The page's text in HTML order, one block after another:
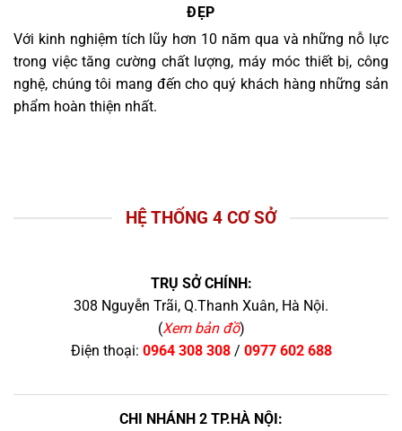
ĐẸP
Với kinh nghiệm tích lũy hơn 10 năm qua và những nỗ lực
trong việc tăng cường chất lượng, máy móc thiết bị, công
nghệ, chúng tôi mang đến cho quý khách hàng những sản
phẩm hoàn thiện nhất.
HỆ THỐNG 4 CƠ SỞ
TRỤ SỞ CHÍNH:
308 Nguyễn Trãi, Q.Thanh Xuân, Hà Nội.
(Xem bản đồ)
Điện thoại: 0964 308 308/ 0977 602 688
CHI NHÁNH 2 TP.HÀ NỘI: